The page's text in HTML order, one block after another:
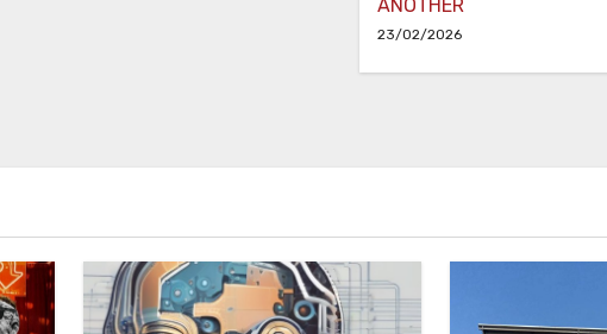
ANOTHER
23/02/2026